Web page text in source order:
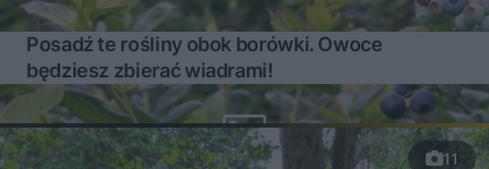
Posadź te rośliny obok borówki. Owoce
będziesz zbierać wiadrami!
11